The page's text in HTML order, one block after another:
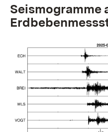
Seismogramme